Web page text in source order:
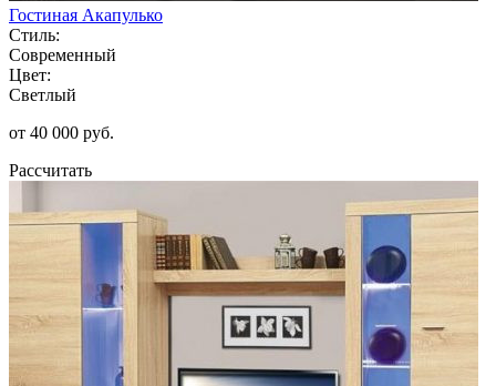
Гостиная Акапулько
Стиль:
Современный
Цвет:
Светлый
от 40 000 руб.
Рассчитать